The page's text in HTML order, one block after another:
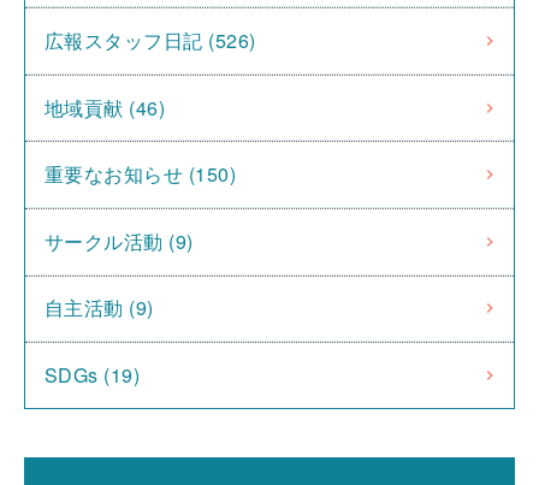
広報スタッフ日記 (526)
地域貢献 (46)
重要なお知らせ (150)
サークル活動 (9)
自主活動 (9)
SDGs (19)